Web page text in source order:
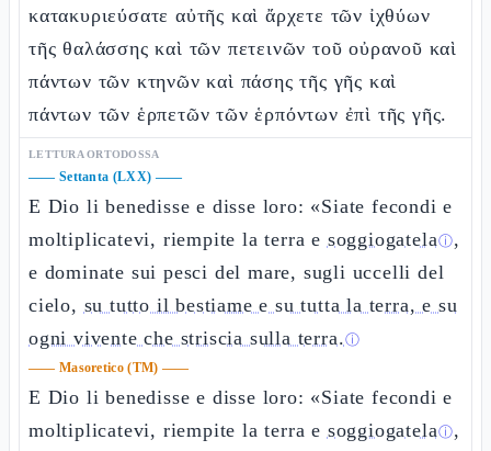
κατακυριεύσατε αὐτῆς καὶ ἄρχετε τῶν ἰχθύων
τῆς θαλάσσης καὶ τῶν πετεινῶν τοῦ οὐρανοῦ καὶ
πάντων τῶν κτηνῶν καὶ πάσης τῆς γῆς καὶ
πάντων τῶν ἑρπετῶν τῶν ἑρπόντων ἐπὶ τῆς γῆς.
LETTURA ORTODOSSA
—— Settanta (LXX) ——
E Dio li benedisse e disse loro: «Siate fecondi e
moltiplicatevi, riempite la terra e soggiogatelaⓘ,
e dominate sui pesci del mare, sugli uccelli del
cielo, su tutto il bestiame e su tutta la terra, e su
ogni vivente che striscia sulla terra.ⓘ
—— Masoretico (TM) ——
E Dio li benedisse e disse loro: «Siate fecondi e
moltiplicatevi, riempite la terra e soggiogatelaⓘ,